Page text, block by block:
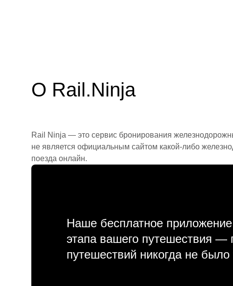
О Rail.Ninja
Rail Ninja — это сервис бронирования
не является официальным сайтом какой-либо
поезда онлайн.
Наше бесплатное
этапа вашего путешествия —
путешествий никогда не